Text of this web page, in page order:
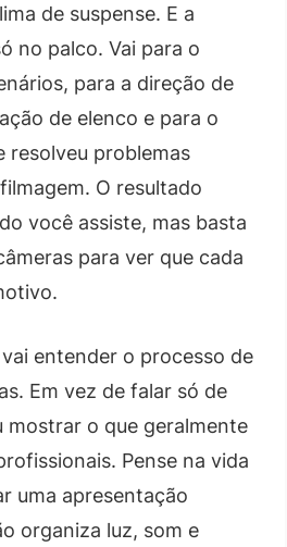
de suspense. E a
no palco. Vai para o
para a direção de
de elenco e para o
resolveu problemas
O resultado
você assiste, mas basta
para ver que cada
entender o processo de
Em vez de falar só de
o que geralmente
Pense na vida
uma apresentação
organiza luz, som e